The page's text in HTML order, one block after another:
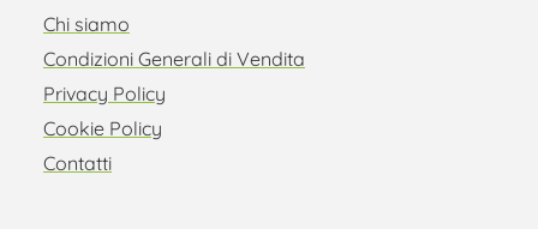
Chi siamo
Condizioni Generali di Vendita
Privacy Policy
Cookie Policy
Contatti